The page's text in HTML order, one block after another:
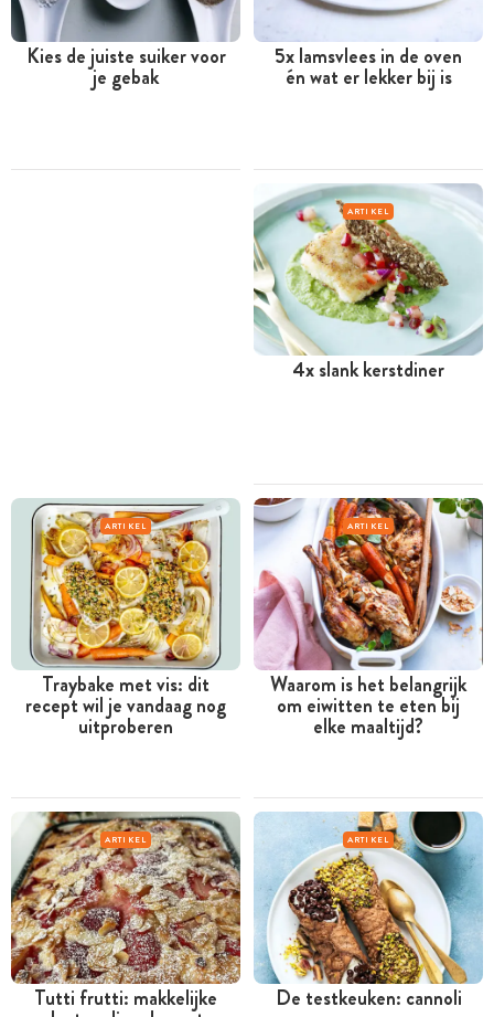
Kies de juiste suiker voor
je gebak
5x lamsvlees in de oven
én wat er lekker bij is
ARTIKEL
4x slank kerstdiner
ARTIKEL
Traybake met vis: dit
recept wil je vandaag nog
uitproberen
ARTIKEL
Waarom is het belangrijk
om eiwitten te eten bij
elke maaltijd?
ARTIKEL
Tutti frutti: makkelijke
ARTIKEL
De testkeuken: cannoli